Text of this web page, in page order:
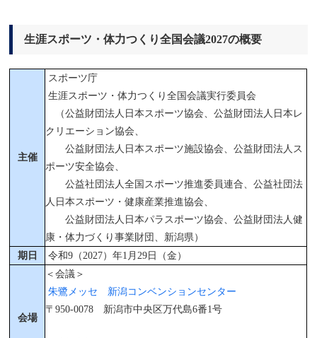
生涯スポーツ・体力つくり全国会議2027の概要
主催
スポーツ庁
生涯スポーツ・体力つくり全国会議実行委員会
（公益財団法人日本スポーツ協会、公益財団法人日本レ
クリエーション協会、
公益財団法人日本スポーツ施設協会、公益財団法人ス
ポーツ安全協会、
公益社団法人全国スポーツ推進委員連合、公益社団法
人日本スポーツ・健康産業推進協会、
公益財団法人日本パラスポーツ協会、公益財団法人健
康・体力づくり事業財団、新潟県）
期日
令和9（2027）年1月29日（金）
会場
＜会議＞
朱鷺メッセ 新潟コンベンションセンター
〒950-0078 新潟市中央区万代島6番1号